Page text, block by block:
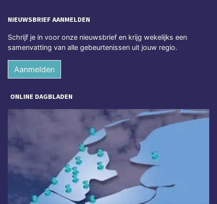
NIEUWSBRIEF AANMELDEN
Schrijf je in voor onze nieuwsbrief en krijg wekelijks een
samenvatting van alle gebeurtenissen uit jouw regio.
Aanmelden
ONLINE DAGBLADEN